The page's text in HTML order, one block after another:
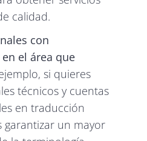
calidad.
con
el área que
si quieres
técnicos y cuentas
en traducción
garantizar un mayor